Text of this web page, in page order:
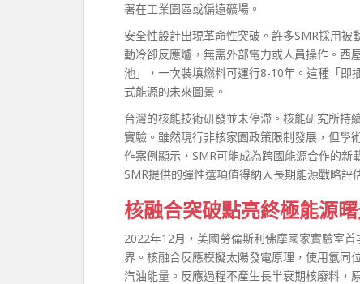
署在工業園區或偏遠礦場。
安全性設計出現革命性突破。許多SMR採用
動冷卻反應爐，無需外部電力或人員操作。西
池」，一次裝填燃料可運行8-10年。這種「即
式能源的未來圖景。
台灣的核能技術研發並未停滯。核能研究所持
實驗。雖然現行非核家園政策限制發展，但學
作案例顯示，SMR可能成為跨國能源合作的新
SMR提供的彈性選項值得納入長期能源戰略評
核融合突破點亮終極能源
2022年12月，美國勞倫斯利佛摩國家實驗室
界。核融合反應模擬太陽發電原理，使用氫同
汽油能量。反應過程不產生長半衰期核廢料，